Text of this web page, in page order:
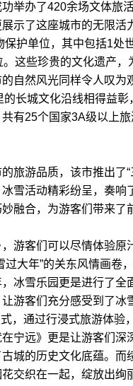
办了420余场文体旅
示了这座城市的无限
护单位，其中包括1处
这些珍贵的文化遗产
自然风光同样令人叹为
长城文化沿线相得益
有25个国家3A级以上
游品质，该市推出了“
雪活动精彩纷呈，奏
融合，为游客们带来了
客们可以尽情体验原
过大年”的关东风情画卷
冰雪乐园更是进行了全
游客们充分感受到了
，通过行浸式旅游体
宁远》更是让游客们深
城的历史文化底蕴。而
交织在一起，绽放出